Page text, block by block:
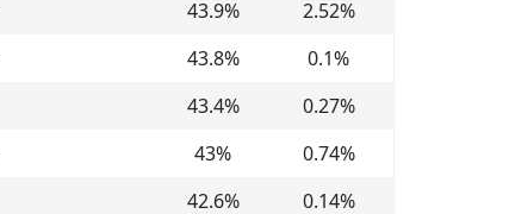
43.9% 2.52%
43.8% 0.1%
43.4% 0.27%
43% 0.74%
42.6% 0.14%